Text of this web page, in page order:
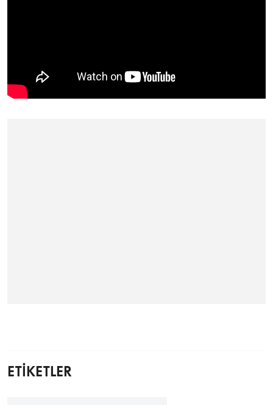
ETİKETLER